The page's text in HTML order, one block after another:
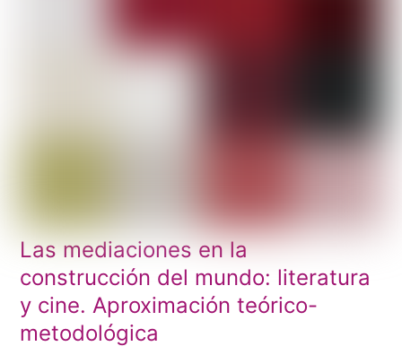
Las mediaciones en la
construcción del mundo: literatura
y cine. Aproximación teórico-
metodológica